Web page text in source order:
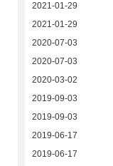
2021-01-29
2021-01-29
2020-07-03
2020-07-03
2020-03-02
2019-09-03
2019-09-03
2019-06-17
2019-06-17